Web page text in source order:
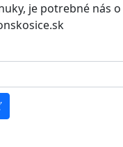
je potrebné nás